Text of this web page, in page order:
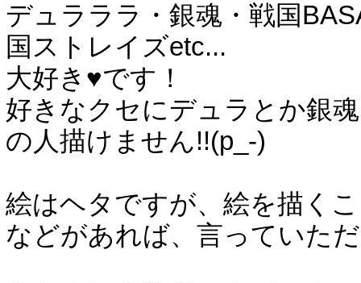
デュラララ・銀魂・戦国
国ストレイズetc...
大好き♥です！
好きなクセにデュラとか銀
の人描けません!!(p_-)
絵はヘタですが、絵を描く
などがあれば、言っていた